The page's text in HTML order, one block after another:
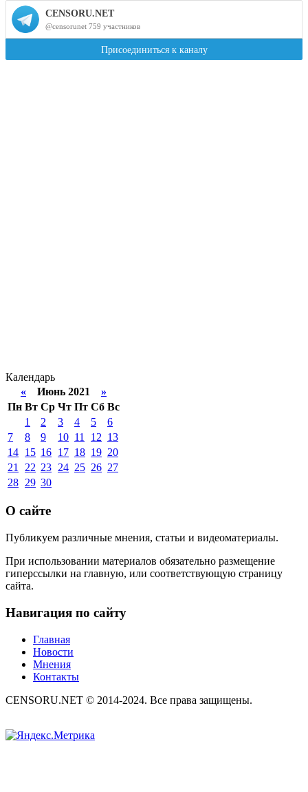
Календарь
« Июнь 2021 »
Пн Вт Ср Чт Пт Сб Вс
1
2 3 4 5
6
7
8 9 10 11 12 13
14 15 16 17 18 19 20
21
22 23 24 25 26 27
28 29 30
О сайте
Публикуем различные мнения, статьи и видеоматериалы.
При использовании материалов обязательно размещение
гиперссылки на главную, или соответствующую страницу
сайта.
Навигация по сайту
Главная
Новости
Мнения
Контакты
CENSORU.NET © 2014-2024. Все права защищены.